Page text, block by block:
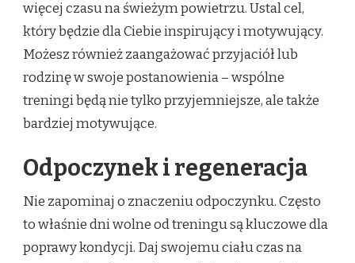
więcej czasu na świeżym powietrzu. Ustal cel,
który będzie dla Ciebie inspirujący i motywujący.
Możesz również zaangażować przyjaciół lub
rodzinę w swoje postanowienia – wspólne
treningi będą nie tylko przyjemniejsze, ale także
bardziej motywujące.
Odpoczynek i regeneracja
Nie zapominaj o znaczeniu odpoczynku. Często
to właśnie dni wolne od treningu są kluczowe dla
poprawy kondycji. Daj swojemu ciału czas na